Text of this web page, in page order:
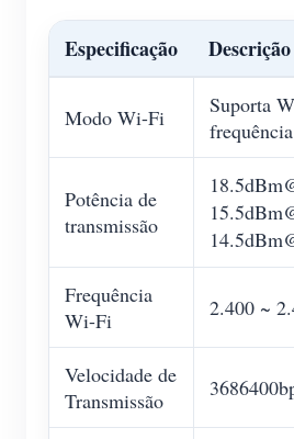
Especificação Descrição
Modo Wi-Fi
Suporta
Potência de
transmissão
Frequência
Wi-Fi
2.400 ~
Velocidade de
Transmissão